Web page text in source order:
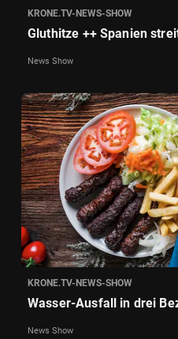
KRONE.TV-NEWS-SHOW
Gluthitze ++ Spanien
News Show
KRONE.TV-NEWS-SHOW
Wasser-Ausfall in drei
News Show